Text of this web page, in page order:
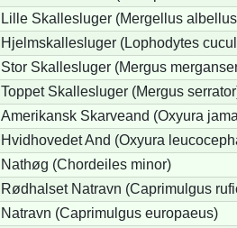
Lille Skallesluger (Mergellus
Hjelmskallesluger (Lophodytes
Stor Skallesluger (Mergus
Toppet Skallesluger (Mergus
Amerikansk Skarveand (Oxyura
Hvidhovedet And (Oxyura
Nathøg (Chordeiles minor)
Rødhalset Natravn (Caprimulgus
Natravn (Caprimulgus europaeus)